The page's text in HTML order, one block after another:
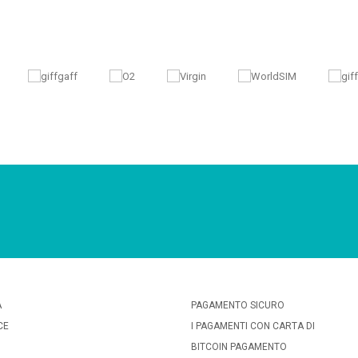
PAGAMENTO SICURO
I PAGAMENTI CON CARTA DI
BITCOIN PAGAMENTO